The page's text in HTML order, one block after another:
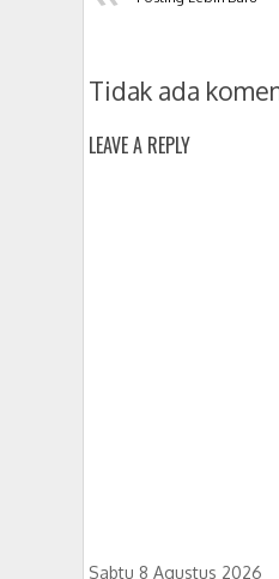
Tidak ada
LEAVE A REPLY
Sabtu 8 Agustus 2026